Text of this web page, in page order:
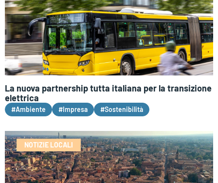
La nuova partnership tutta italiana per la transizione
elettrica
#Ambiente #Impresa #Sostenibilità
NOTIZIE LOCALI